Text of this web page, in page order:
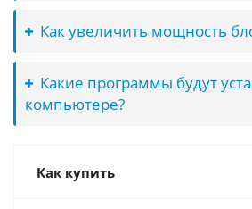
Как увеличить мощность
Какие программы будут
компьютере?
Как купить